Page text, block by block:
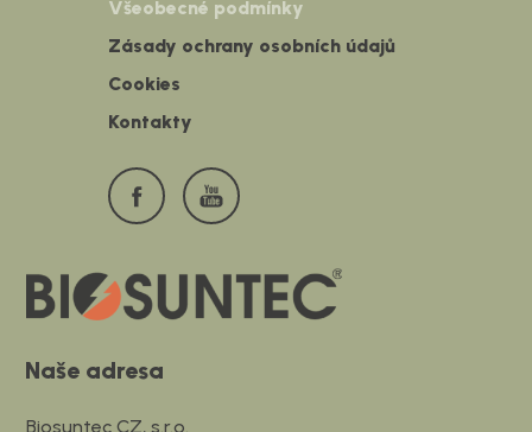
Všeobecné podmínky
Zásady ochrany osobních údajů
Cookies
Kontakty
Naše adresa
Biosuntec CZ, s.r.o.